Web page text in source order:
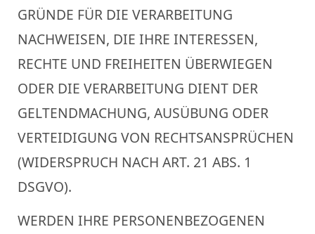
GRÜNDE FÜR DIE VERARBEITUNG
NACHWEISEN, DIE IHRE INTERESSEN,
RECHTE UND FREIHEITEN ÜBERWIEGEN
ODER DIE VERARBEITUNG DIENT DER
GELTENDMACHUNG, AUSÜBUNG ODER
VERTEIDIGUNG VON RECHTSANSPRÜCHEN
(WIDERSPRUCH NACH ART. 21 ABS. 1
DSGVO).
WERDEN IHRE PERSONENBEZOGENEN